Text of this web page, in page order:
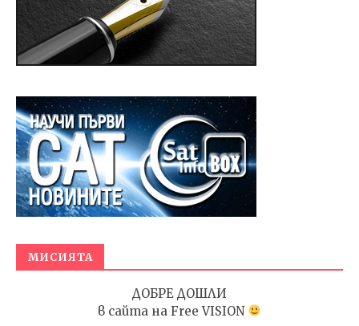
МИСИЯТА
ДОБРЕ ДОШЛИ
в сайта на Free VISION